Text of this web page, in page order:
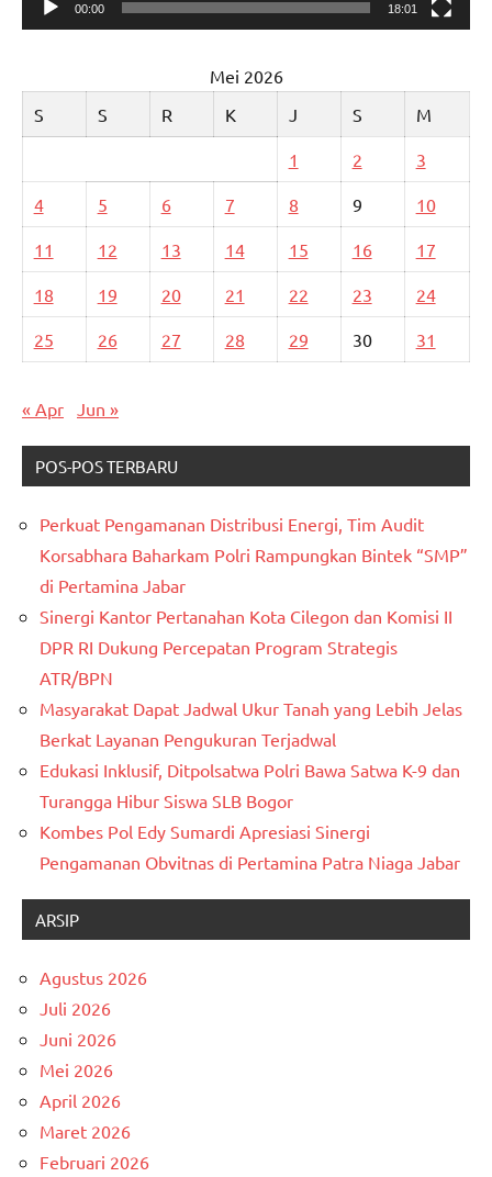
00:00 18:01
Mei 2026
S
S R K J S M
1 2 3
4 5 6 7 8 9 10
11 12 13 14 15 16 17
18 19 20 21 22 23 24
25 26 27 28 29 30 31
« Apr Jun »
POS-POS TERBARU
Perkuat Pengamanan Distribusi Energi, Tim Audit
Korsabhara Baharkam Polri Rampungkan Bintek “SMP”
di Pertamina Jabar
Sinergi Kantor Pertanahan Kota Cilegon dan Komisi II
DPR RI Dukung Percepatan Program Strategis
ATR/BPN
Masyarakat Dapat Jadwal Ukur Tanah yang Lebih Jelas
Berkat Layanan Pengukuran Terjadwal
Edukasi Inklusif, Ditpolsatwa Polri Bawa Satwa K-9 dan
Turangga Hibur Siswa SLB Bogor
Kombes Pol Edy Sumardi Apresiasi Sinergi
Pengamanan Obvitnas di Pertamina Patra Niaga Jabar
ARSIP
Agustus 2026
Juli 2026
Juni 2026
Mei 2026
April 2026
Maret 2026
Februari 2026